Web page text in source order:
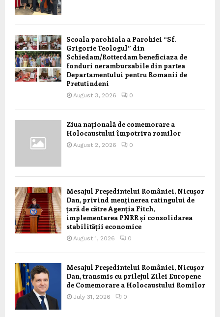
Scoala parohiala a Parohiei “Sf.
Grigorie Teologul” din
Schiedam/Rotterdam beneficiaza de
fonduri nerambursabile din partea
Departamentului pentru Romanii de
Pretutindeni
August 3, 2026 0
Ziua națională de comemorare a
Holocaustului împotriva romilor
August 2, 2026 0
Mesajul Președintelui României, Nicușor
Dan, privind menținerea ratingului de
țară de către Agenția Fitch,
implementarea PNRR și consolidarea
stabilității economice
August 1, 2026 0
Mesajul Președintelui României, Nicușor
Dan, transmis cu prilejul Zilei Europene
de Comemorare a Holocaustului Romilor
July 31, 2026 0